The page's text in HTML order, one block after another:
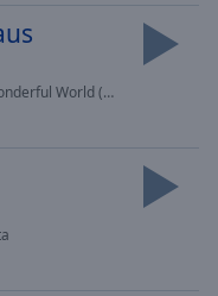
World (Medley)